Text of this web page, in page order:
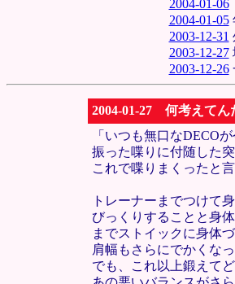
2004-01-06
2004-01-05
2003-12-31
2003-12-27
2003-12-26
2004-01-27 何考えてん
「いつも無口なDECO
振った喋りに付随した
これで喋りまくったと
トレーナーまでつけて
びっくりすることと身
までストイックに身体
肩幅もさらにでかくな
でも、これ以上鍛えて